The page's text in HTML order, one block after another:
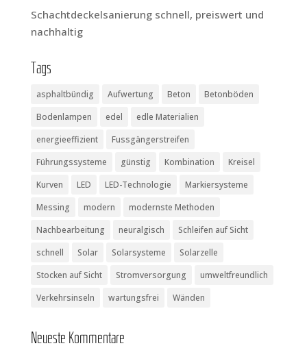
Schacht­de­ckel­sa­nie­rung schnell, preis­wert und
nachhaltig
Tags
asphaltbündig Aufwertung Beton
Betonböden
Bodenlampen
edel
edle Materialien
energieeffizient
Fussgängerstreifen
Führungssysteme
günstig Kombination
Kreisel
Kurven
LED LED-Technologie
Markiersysteme
Messing
modern
modernste Methoden
Nachbearbeitung
neuralgisch
Schleifen auf Sicht
schnell
Solar Solarsysteme
Solarzelle
Stocken auf Sicht
Stromversorgung
umweltfreundlich
Verkehrsinseln
wartungsfrei Wänden
Neu­es­te Kommentare